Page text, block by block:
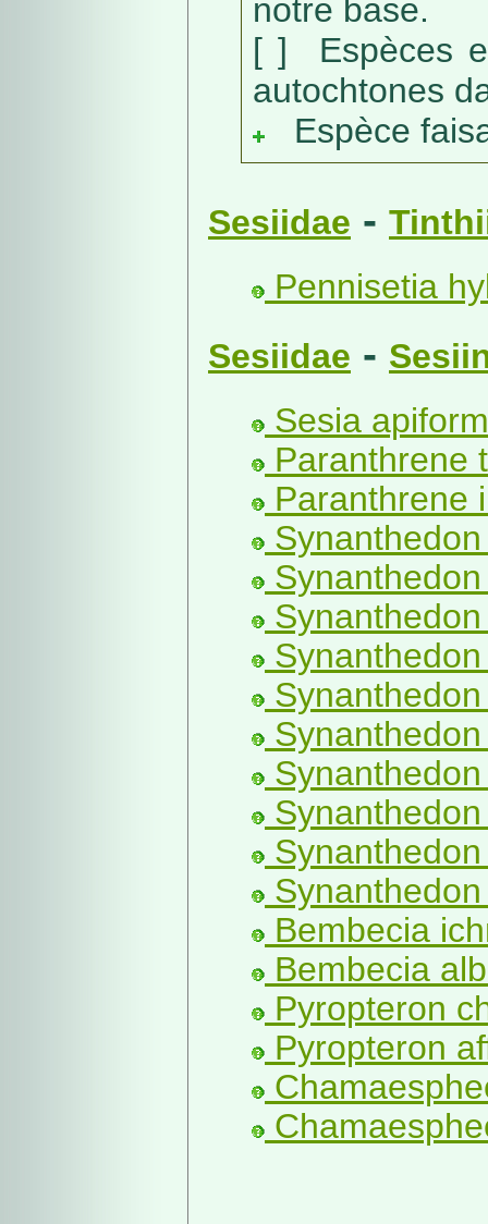
notre base.
[ ] Espèces
autochtones
Espèce
Sesiidae -
Pennisetia
Sesiidae -
Sesia
Paranthrene
Paranthrene
Bembecia
Bembecia
Pyropteron
Pyropteron